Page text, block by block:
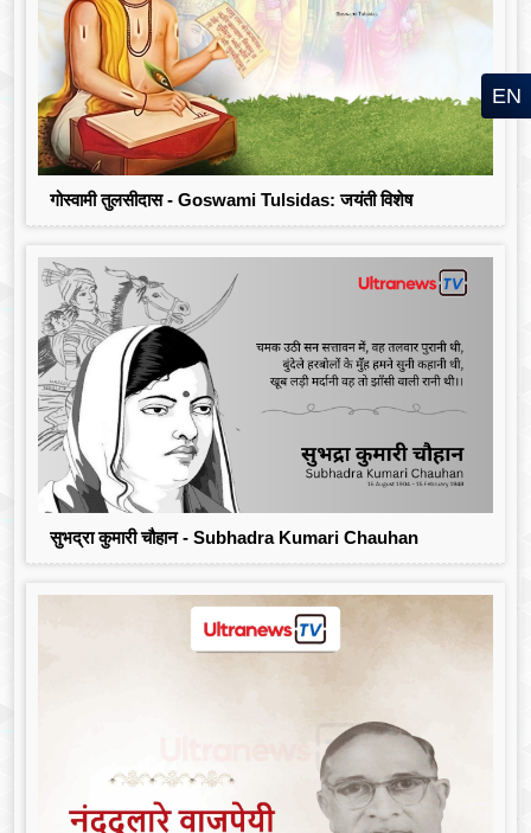
गोस्वामी तुलसीदास - Goswami Tulsidas: जयंती विशेष
सुभद्रा कुमारी चौहान - Subhadra Kumari Chauhan
EN